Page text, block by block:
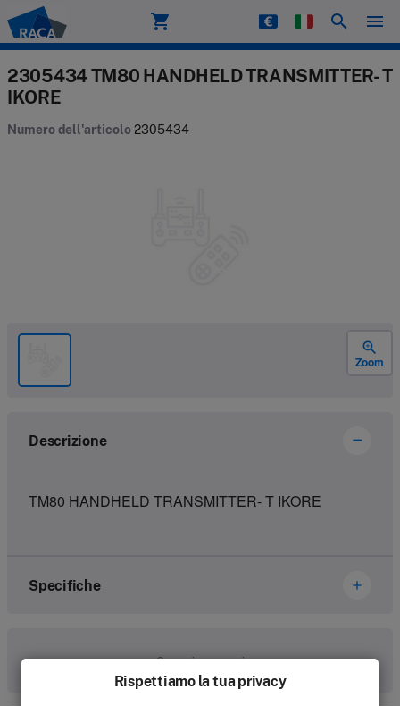
Raca shopping_cart search menu
2305434 TM80 HANDHELD TRANSMITTER- T
IKORE
Numero dell'articolo 2305434
zoom_in
Zoom
Descrizione
TM80 HANDHELD TRANSMITTER- T IKORE
Specifiche
Numero dell'articolo
2305434
Comunica con noi
Rispettiamo la tua privacy